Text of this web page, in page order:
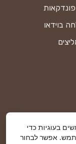
פונדקאות
בוידאו
בעוגיות כדי
אפשר לבחור